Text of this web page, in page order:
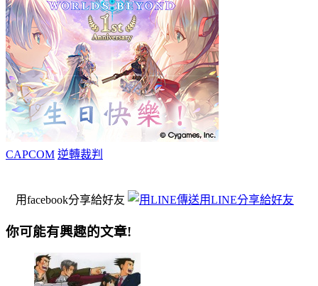
CAPCOM 逆轉裁判
用facebook分享給好友 用LINE分享給好友
你可能有興趣的文章!